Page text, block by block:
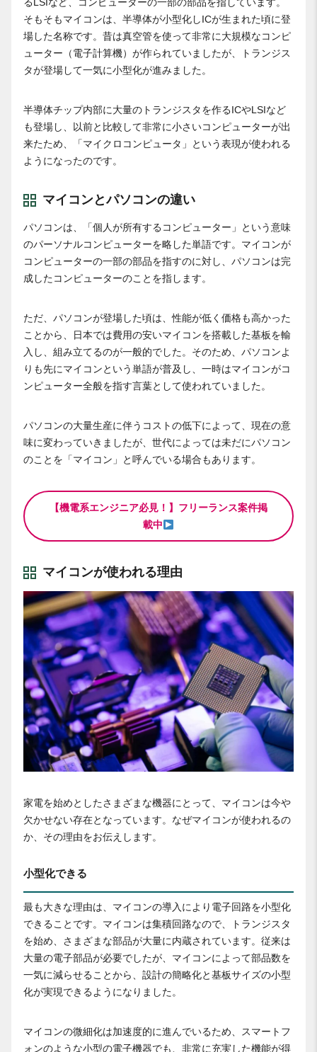
そもそもマイコンは、半導体が小型化しICが生まれた頃に登
場した名称です。昔は真空管を使って非常に大規模なコンピ
ューター（電子計算機）が作られていましたが、トランジス
タが登場して一気に小型化が進みました。
半導体チップ内部に大量のトランジスタを作るICやLSIなど
も登場し、以前と比較して非常に小さいコンピューターが出
来たため、「マイクロコンピュータ」という表現が使われる
ようになったのです。
マイコンとパソコンの違い
パソコンは、「個人が所有するコンピューター」という意味
のパーソナルコンピューターを略した単語です。マイコンが
コンピューターの一部の部品を指すのに対し、パソコンは完
成したコンピューターのことを指します。
ただ、パソコンが登場した頃は、性能が低く価格も高かった
ことから、日本では費用の安いマイコンを搭載した基板を輸
入し、組み立てるのが一般的でした。そのため、パソコンよ
りも先にマイコンという単語が普及し、一時はマイコンがコ
ンピューター全般を指す言葉として使われていました。
パソコンの大量生産に伴うコストの低下によって、現在の意
味に変わっていきましたが、世代によっては未だにパソコン
のことを「マイコン」と呼んでいる場合もあります。
【機電系エンジニア必見！】フリーランス案件掲
載中
マイコンが使われる理由
家電を始めとしたさまざまな機器にとって、マイコンは今や
欠かせない存在となっています。なぜマイコンが使われるの
か、その理由をお伝えします。
小型化できる
最も大きな理由は、マイコンの導入により電子回路を小型化
できることです。マイコンは集積回路なので、トランジスタ
を始め、さまざまな部品が大量に内蔵されています。従来は
大量の電子部品が必要でしたが、マイコンによって部品数を
一気に減らせることから、設計の簡略化と基板サイズの小型
化が実現できるようになりました。
マイコンの微細化は加速度的に進んでいるため、スマートフ
ォンのような小型の電子機器でも、非常に充実した機能が得